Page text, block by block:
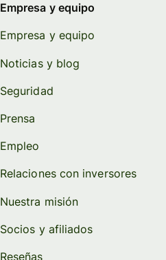
Empresa y equipo
Empresa y equipo
Noticias y blog
Seguridad
Prensa
Empleo
Relaciones con inversores
Nuestra misión
Socios y afiliados
Reseñas